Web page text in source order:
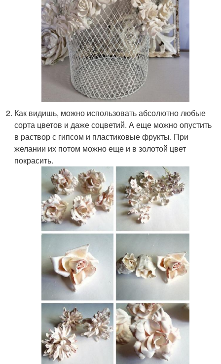
Как видишь, можно использовать абсолютно любые
сорта цветов и даже соцветий. А еще можно опустить
в раствор с гипсом и пластиковые фрукты. При
желании их потом можно еще и в золотой цвет
покрасить.